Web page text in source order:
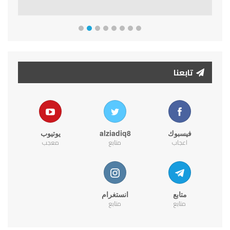
تابعنا
فيسبوك
اعجاب
alziadiq8
متابع
يوتيوب
معجب
متابع
متابع
انستغرام
متابع